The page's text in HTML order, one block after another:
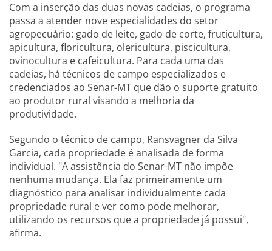
Com a inserção das duas novas cadeias, o programa
passa a atender nove especialidades do setor
agropecuário: gado de leite, gado de corte, fruticultura,
apicultura, floricultura, olericultura, piscicultura,
ovinocultura e cafeicultura. Para cada uma das
cadeias, há técnicos de campo especializados e
credenciados ao Senar-MT que dão o suporte gratuito
ao produtor rural visando a melhoria da
produtividade.
Segundo o técnico de campo, Ransvagner da Silva
Garcia, cada propriedade é analisada de forma
individual. "A assistência do Senar-MT não impõe
nenhuma mudança. Ela faz primeiramente um
diagnóstico para analisar individualmente cada
propriedade rural e ver como pode melhorar,
utilizando os recursos que a propriedade já possui",
afirma.